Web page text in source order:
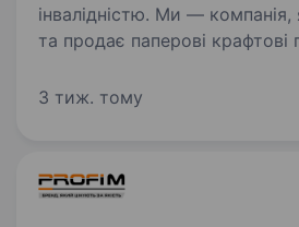
інвалідністю. Ми — компанія, яка виробляє
та продає паперові крафтові
користується стабільним
3 тиж. тому